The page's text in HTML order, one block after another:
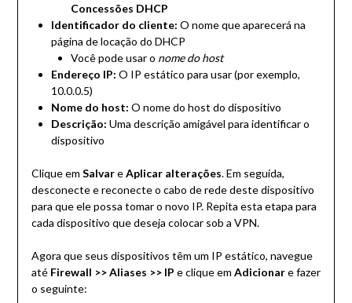
Concessões DHCP
Identificador do cliente: O nome que aparecerá na
página de locação do DHCP
Você pode usar o nome do host
Endereço IP: O IP estático para usar (por exemplo,
10.0.0.5)
Nome do host: O nome do host do dispositivo
Descrição: Uma descrição amigável para identificar o
dispositivo
Clique em SalvareAplicar alterações. Em seguida,
desconecte e reconecte o cabo de rede deste dispositivo
para que ele possa tomar o novo IP. Repita esta etapa para
cada dispositivo que deseja colocar sob a VPN.
Agora que seus dispositivos têm um IP estático, navegue
até Firewall >> Aliases >> IP e clique em Adicionare fazer
o seguinte: